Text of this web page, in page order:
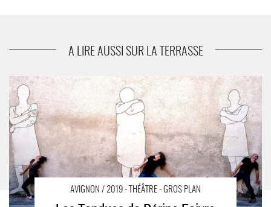
par Mario Putzulu
A LIRE AUSSI SUR LA TERRASSE
AVIGNON / 2019 - THÉÂTRE - GROS PLAN
Les Tondues de Périne Faivre - Critique sortie Avignon / 2019
Avignon Avignon Off. Festival Villeneuve en Scène